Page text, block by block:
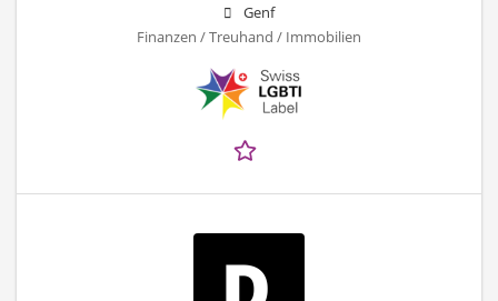
Genf
Finanzen / Treuhand / Immobilien